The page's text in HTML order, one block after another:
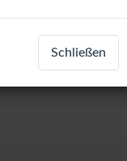
Schließen